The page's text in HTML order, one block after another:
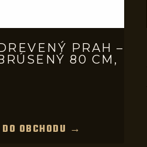
PRAH –
80 CM,
DO OBCHODU →